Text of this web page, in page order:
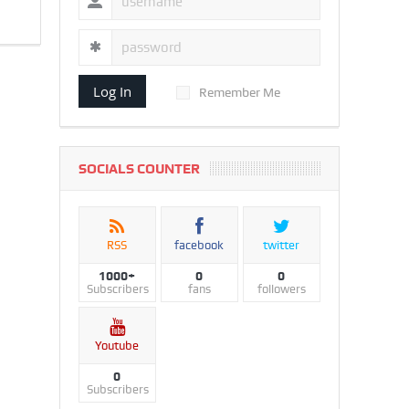
Log In Remember Me
SOCIALS COUNTER
RSS
1000+
Subscribers
facebook
0
fans
twitter
0
followers
Youtube
0
Subscribers